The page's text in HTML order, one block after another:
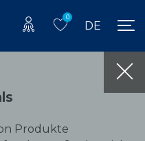
0
DE
Produkte